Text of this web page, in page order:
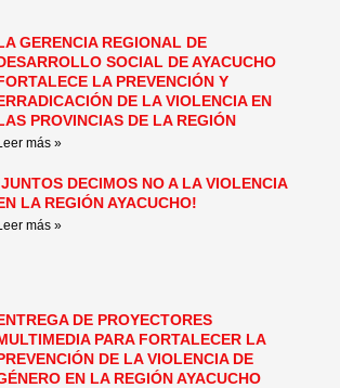
GERENCIA REGIONAL DE
SOCIAL DE AYACUCHO
LA PREVENCIÓN Y
DE LA VIOLENCIA EN
PROVINCIAS DE LA REGIÓN
más »
DECIMOS NO A LA VIOLENCIA
LA REGIÓN AYACUCHO!
más »
DE PROYECTORES
PARA FORTALECER LA
DE LA VIOLENCIA DE
EN LA REGIÓN AYACUCHO